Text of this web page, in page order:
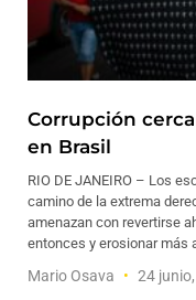
Corrupción
en Brasil
RIO DE JANEIRO – Los
camino de la extrema
amenazan con revertirse
entonces y erosionar más
Mario Osava 24